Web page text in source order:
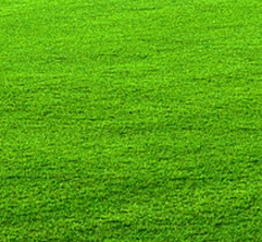
A
folyamatosan
benyújtása a je
történik mind
személyesen.